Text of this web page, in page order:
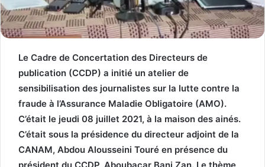
Le Cadre de Concertation des Directeurs de
publication (CCDP) a initié un atelier de
sensibilisation des journalistes sur la lutte contre la
fraude à l’Assurance Maladie Obligatoire (AMO).
C’était le jeudi 08 juillet 2021, à la maison des ainés.
C’était sous la présidence du directeur adjoint de la
CANAM, Abdou Alousseini Touré en présence du